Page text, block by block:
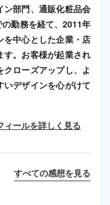
ン部門、通販化粧品会
勤務を経て、2011年
を中心とした企業・店
す。お客様が起業され
ローズアップし、よ
いデザインを心がけて
ィールを詳しく見る
すべての感想を見る